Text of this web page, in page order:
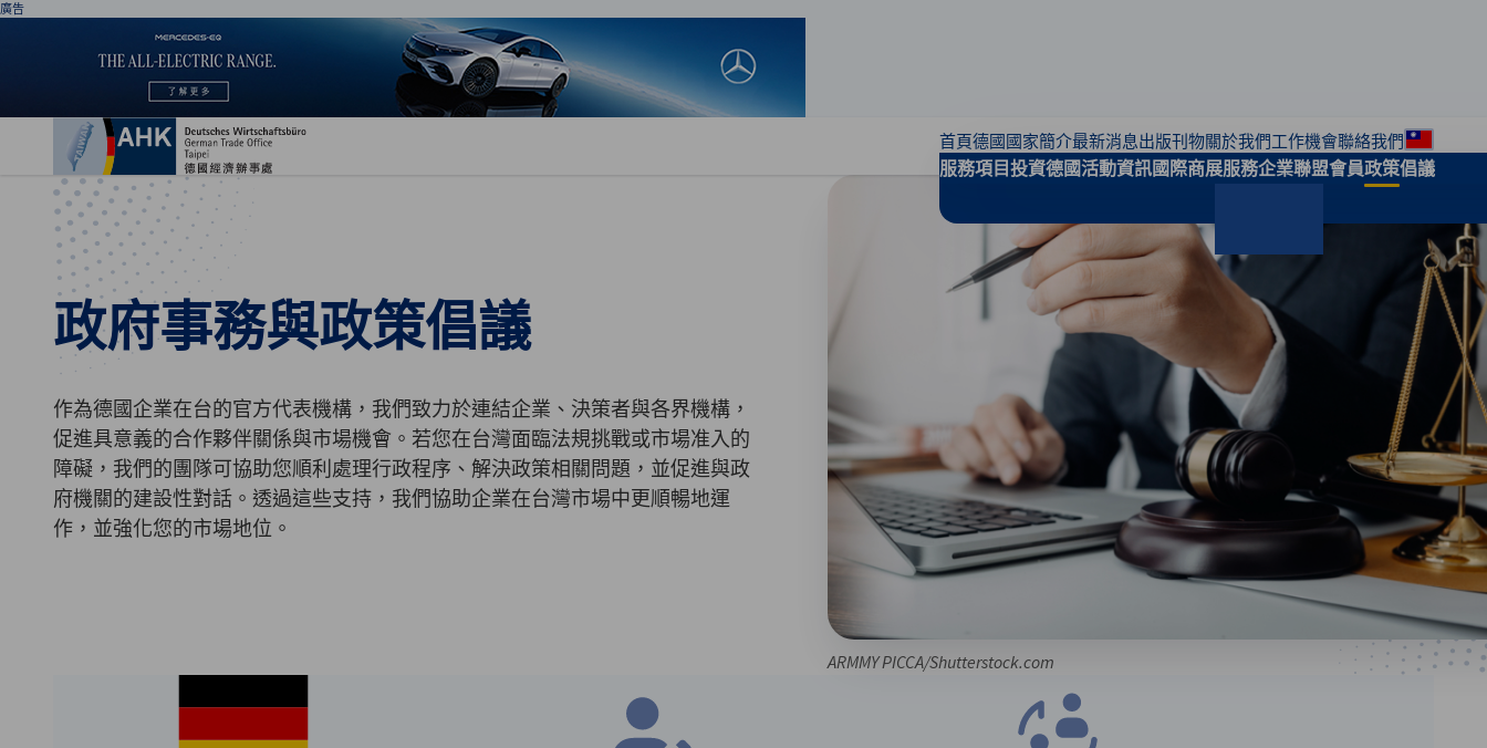
廣告
首頁德國國家簡介最新消息出版刊物關於我們工作機會聯絡我們
區域偏
服務項目 投資德國活動資訊國際商展服務企業聯盟會員政策倡議
搜尋
關閉偏好設定
Taiwan
政府事務與政策倡議
作為德國企業在台的官方代表機構，我們致力於連結企業、決策者與各界機構，
促進具意義的合作夥伴關係與市場機會。若您在台灣面臨法規挑戰或市場准入的
障礙，我們的團隊可協助您順利處理行政程序、解決政策相關問題，並促進與政
府機關的建設性對話。透過這些支持，我們協助企業在台灣市場中更順暢地運
作，並強化您的市場地位。
ARMMY PICCA/Shutterstock.com